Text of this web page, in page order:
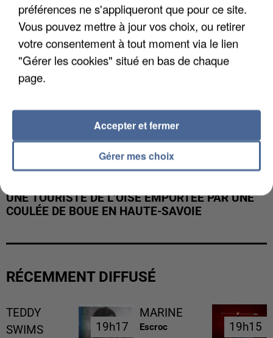
UNE TOURISTE DE L’OISE EMPORTÉE PAR UNE
COULÉE DE BOUE EN HAUTE-SAVOIE
RÉCEMMENT DIFFUSÉ
TEDDY
SWIMS
19h17
19h17
MARINE
Escroc 19h15
19h15
préférences ne s'appliqueront que pour ce site.
Vous pouvez mettre à jour vos choix, ou retirer
votre consentement à tout moment via le lien
"Gérer les cookies" situé en bas de chaque
page.
Gérer mes choix
Accepter et fermer